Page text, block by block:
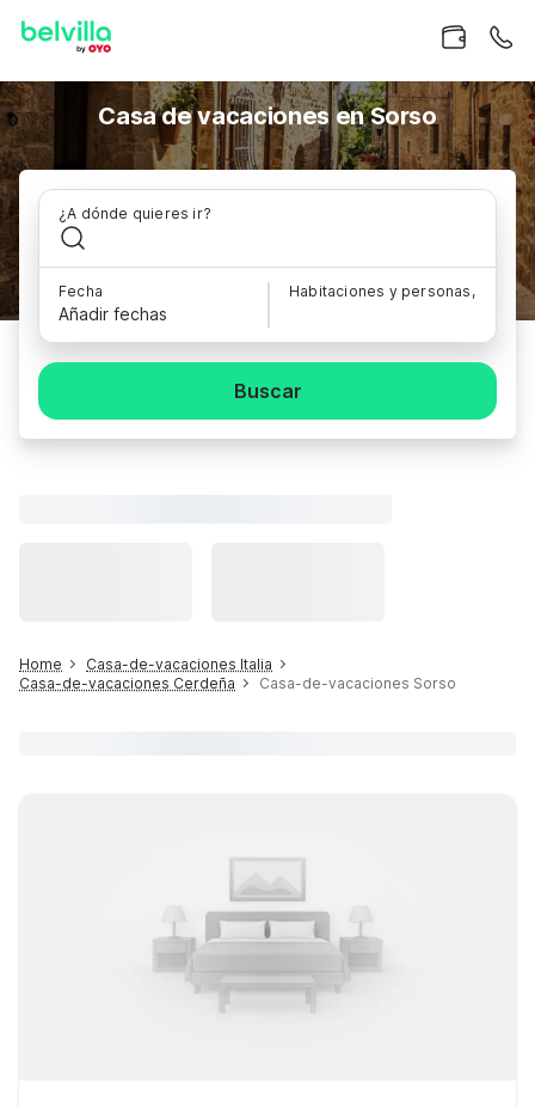
Casa de vacaciones en Sorso
¿A dónde quieres ir?
Fecha
Añadir fechas
Habitaciones y personas,
Buscar
Home
Casa-de-vacaciones Italia
Casa-de-vacaciones Cerdeña
Casa-de-vacaciones Sorso